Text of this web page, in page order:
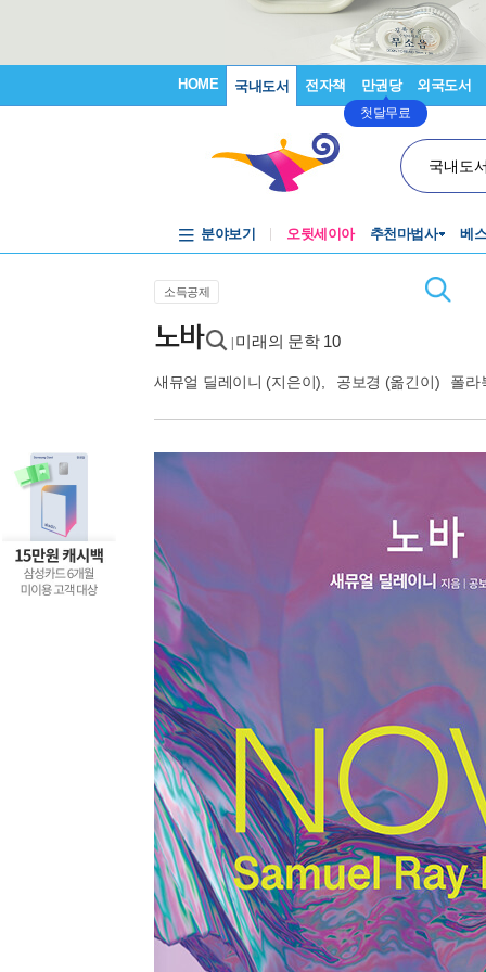
HOME 국내도서 전자책 만권당
첫달무료
외국도서
국내도
분야보기 오뒷세이아 추천마법사 베
소득공제
노바 미래의 문학 10
새뮤얼 딜레이니 (지은이), 공보경 (옮긴이) 폴라